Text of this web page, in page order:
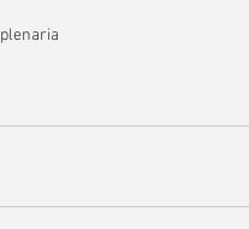
plenaria